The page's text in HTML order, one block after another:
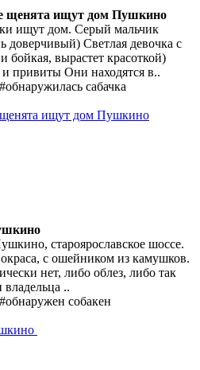
щенята ищут дом Пушкино
ищут дом. Серый мальчик
доверчивый) Светлая девочка с
бойкая, вырастет красоткой)
привиты Они находятся в..
сабачка
ищут дом Пушкино
староярославское шоссе.
с ошейником из камушков.
нет, либо облез, либо так
..
собакен